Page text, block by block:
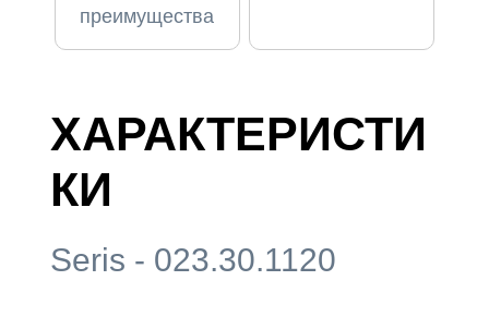
преимущества
ХАРАКТЕРИСТИ
КИ
Seris - 023.30.1120